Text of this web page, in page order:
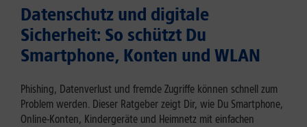
Datenschutz und digitale
Sicherheit: So schützt Du
Smartphone, Konten und WLAN
Phishing, Datenverlust und fremde Zugriffe können schnell zum
Problem werden. Dieser Ratgeber zeigt Dir, wie Du Smartphone,
Online-Konten, Kindergeräte und Heimnetz mit einfachen